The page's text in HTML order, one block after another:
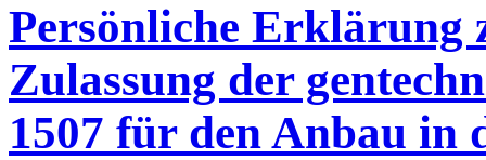
Persönliche Erklärung
Zulassung der
1507 für den Anbau in